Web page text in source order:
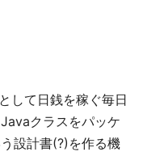
して日銭を稼ぐ毎日
クラスをパッケ
設計書(?)を作る機